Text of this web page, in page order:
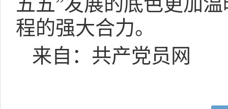
程的强大合力。
来自：共产党员网